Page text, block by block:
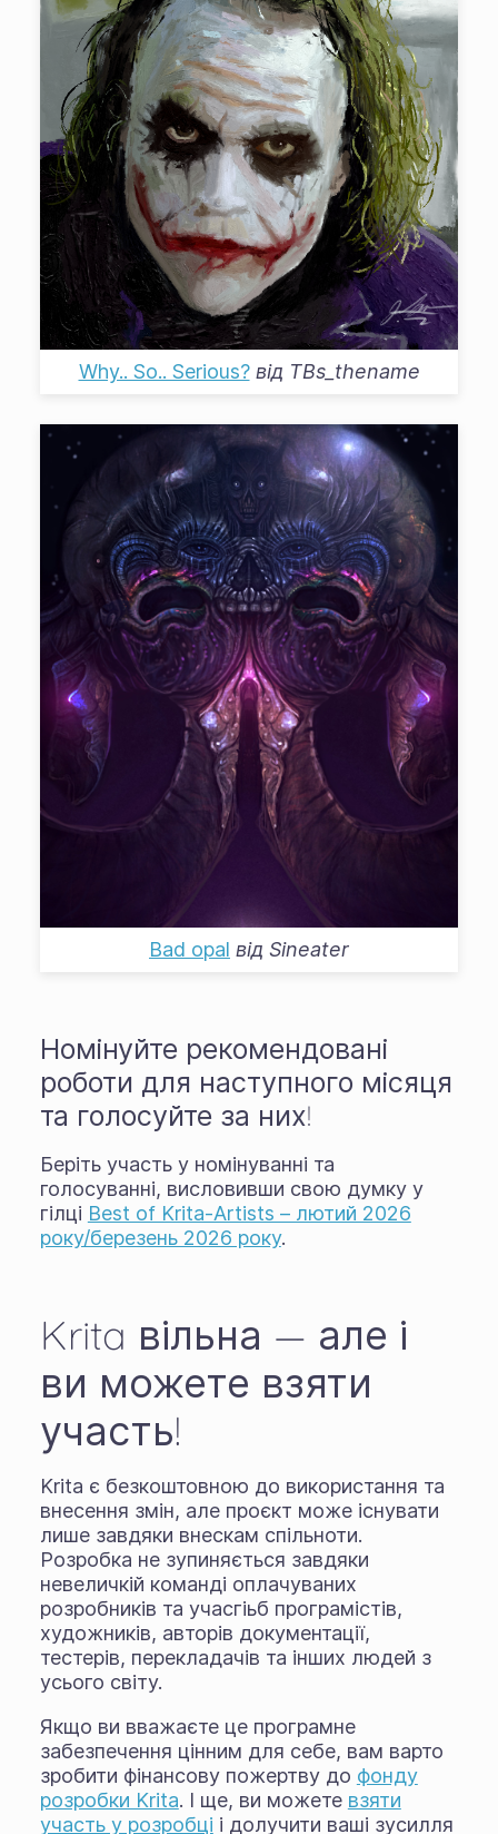
Why.. So.. Serious?від TBs_thename
Bad opal від Sineater
Номінуйте рекомендовані
роботи для наступного місяця
та голосуйте за них!
Беріть участь у номінуванні та
голосуванні, висловивши свою думку у
гілці Best of Krita-Artists – лютий 2026
року/березень 2026 року.
Krita вільна — але і
ви можете взяти
участь!
Krita є безкоштовною до використання та
внесення змін, але проєкт може існувати
лише завдяки внескам спільноти.
Розробка не зупиняється завдяки
невеличкій команді оплачуваних
розробників та учасгіьб програмістів,
художників, авторів документації,
тестерів, перекладачів та інших людей з
усього світу.
Якщо ви вважаєте це програмне
забезпечення цінним для себе, вам варто
зробити фінансову пожертву до фонду
розробки Krita. І ще, ви можете взяти
участь у розробці і долучити ваші зусилля